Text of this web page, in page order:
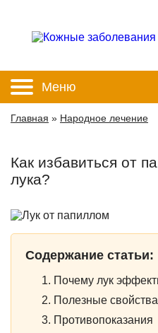
Меню
Главная » Народное лечение
Как избавиться от
лука?
Содержание статьи:
Почему лук
Полезные свойства
Противопоказания